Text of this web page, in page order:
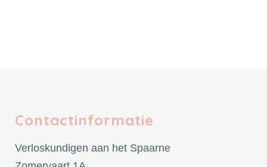
Contactinformatie
Verloskundigen aan het Spaarne